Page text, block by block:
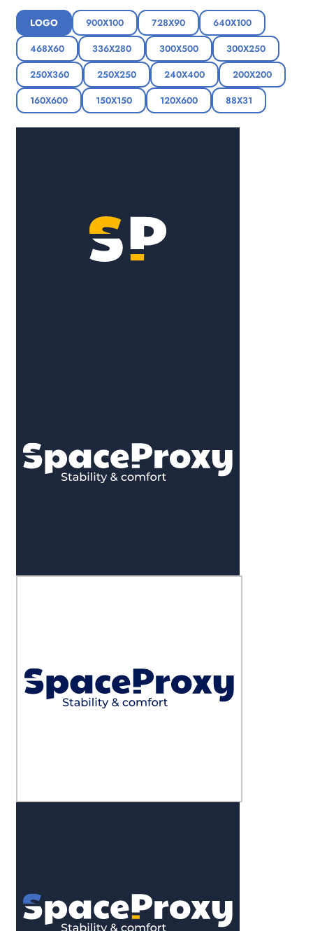
LOGO 900X100 728X90
640X100
468X60
336X280 300X500
300X250
250X360
250X250 240X400
200X200
160X600
150X150 120X600 88X31